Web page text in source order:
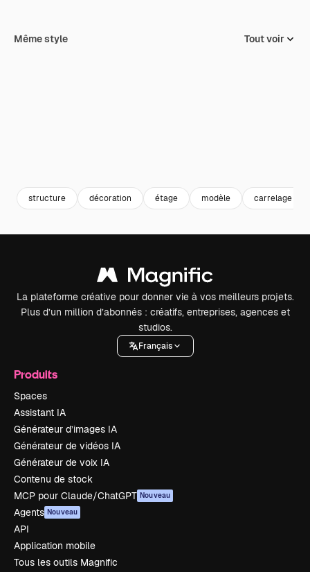
Même style Tout voir
structure décoration étage modèle carrelage
La plateforme créative pour donner vie à vos meilleurs projets.
Plus d’un million d’abonnés : créatifs, entreprises, agences et
studios.
Français
Produits
Spaces
Assistant IA
Générateur d’images IA
Générateur de vidéos IA
Générateur de voix IA
Contenu de stock
MCP pour Claude/ChatGPT Nouveau
Agents Nouveau
API
Application mobile
Tous les outils Magnific